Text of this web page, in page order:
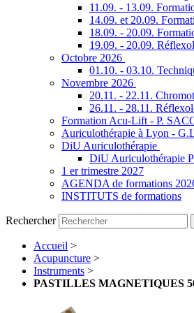
11.09. - 13.09.
14.09. et 20.09.
18.09. - 20.09.
19.09. - 20.09.
Octobre 2026
01.10. - 03.10.
Novembre 2026
20.11. - 22.11.
26.11. - 28.11.
Formation Acu-Lift - P.
Auriculothérapie à Lyon -
DiU Auriculothérapie
DiU Auriculothérapie
1 er trimestre 2027
AGENDA de formations
INSTITUTS de formations
Rechercher
Accueil >
Acupuncture >
Instruments >
PASTILLES MAGNETIQUES